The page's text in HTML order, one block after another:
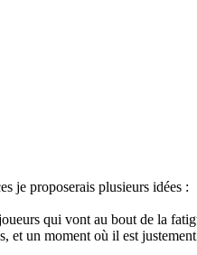
je proposerais plusieurs idées :
qui vont au bout de la
et un moment où il est